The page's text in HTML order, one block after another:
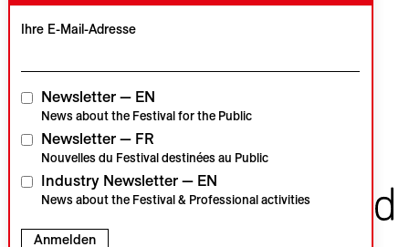
Visions du Réel
Place du Marché 2
CH–1260 Nyon
#VisionsduReel
Hauptpartner Medienpartner
Institutionelle Partner
Ihre E-Mail-Adresse
Newsletter — EN
News about the Festival for the Public
Newsletter — FR
Nouvelles du Festival destinées au Public
Industry Newsletter — EN
News about the Festival & Professional activities
Anmelden